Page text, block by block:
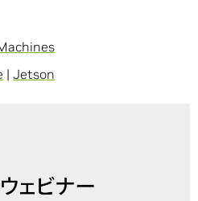
| Jetson